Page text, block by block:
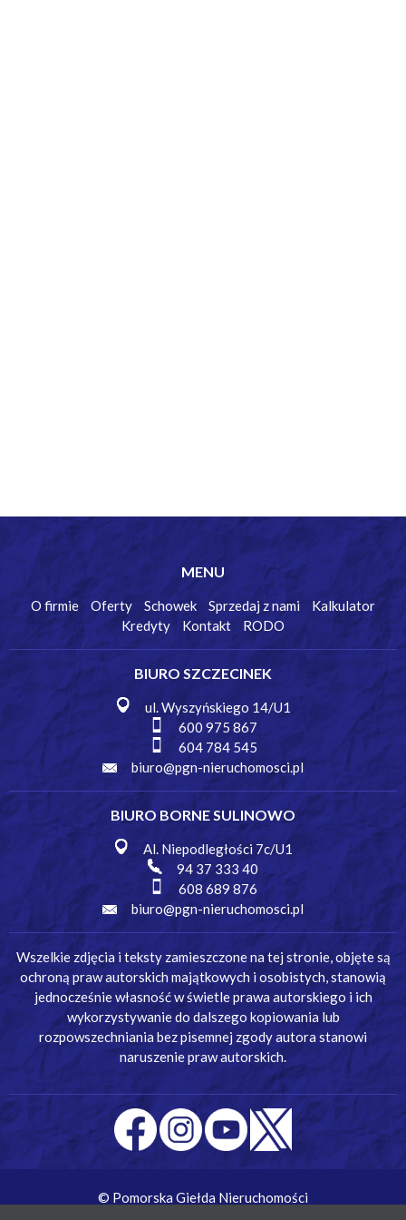
MENU
O firmie Oferty Schowek Sprzedaj z nami
Kalkulator
Kredyty
Kontakt RODO
BIURO SZCZECINEK
ul. Wyszyńskiego 14/U1
600 975 867
604 784 545
biuro@pgn-nieruchomosci.pl
BIURO BORNE SULINOWO
Al. Niepodległości 7c/U1
94 37 333 40
608 689 876
biuro@pgn-nieruchomosci.pl
Wszelkie zdjęcia i teksty zamieszczone na tej stronie, objęte są
ochroną praw autorskich majątkowych i osobistych, stanowią
jednocześnie własność w świetle prawa autorskiego i ich
wykorzystywanie do dalszego kopiowania lub
rozpowszechniania bez pisemnej zgody autora stanowi
naruszenie praw autorskich.
© Pomorska Giełda Nieruchomości